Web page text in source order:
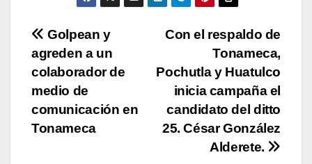
Navegación
de
entradas
Con el respaldo de
Tonameca,
Pochutla y Huatulco
inicia campaña el
candidato del ditto
25. César González
Alderete.
Golpean y
agreden a un
colaborador de
medio de
comunicación en
Tonameca